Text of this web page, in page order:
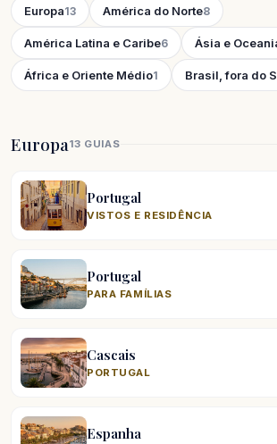
Europa13 América do Norte8
América Latina e Caribe6 Ásia e
África e Oriente Médio1 Brasil, fora do
Europa13 GUIAS
Portugal
VISTOS E RESIDÊNCIA
Portugal
PARA FAMÍLIAS
Cascais
PORTUGAL
Espanha